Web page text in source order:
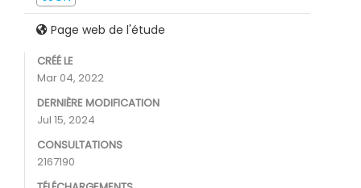
Page web de l'étude
CRÉÉ LE
Mar 04, 2022
DERNIÈRE MODIFICATION
Jul 15, 2024
CONSULTATIONS
2167190